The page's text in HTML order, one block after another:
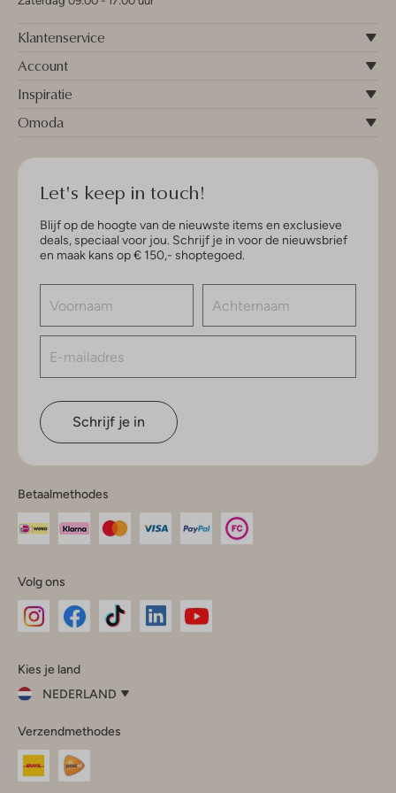
Klantenservice
Account
Inspiratie
Omoda
Let's keep in touch!
Blijf op de hoogte van de nieuwste items en exclusieve
deals, speciaal voor jou. Schrijf je in voor de nieuwsbrief
en maak kans op € 150,- shoptegoed.
Schrijf je in
Betaalmethodes
Volg ons
InstagramFacebook
Kies je land
NEDERLAND
je
land
Nederland
Verzendmethodes